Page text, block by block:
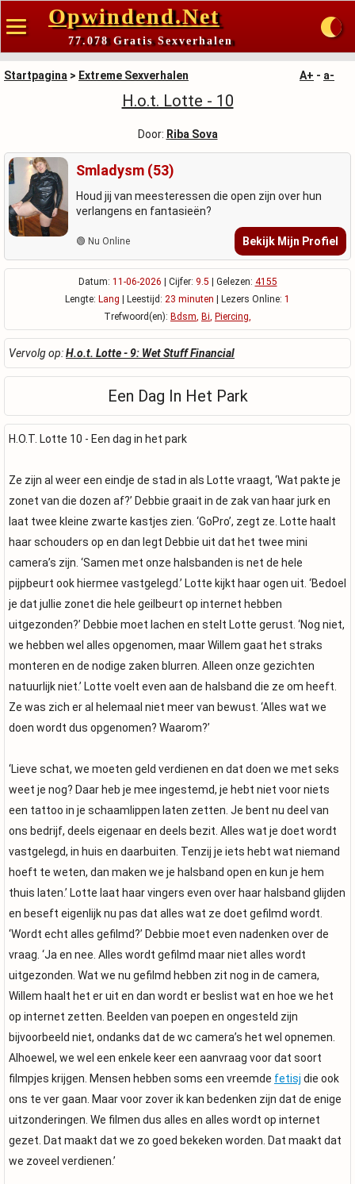
Opwindend.Net
77.078 Gratis Sexverhalen
Startpagina > Extreme Sexverhalen A+ - a-
H.o.t. Lotte - 10
Door: Riba Sova
Smladysm (53)
Houd jij van meesteressen die open zijn over hun
verlangens en fantasieën?
🟢 Nu Online Bekijk Mijn Profiel
Datum: 11-06-2026 | Cijfer: 9.5 | Gelezen: 4155
Lengte: Lang | Leestijd: 23 minuten | Lezers Online: 1
Trefwoord(en): Bdsm, Bi, Piercing,
Vervolg op:H.o.t. Lotte - 9: Wet Stuff Financial
Een Dag In Het Park
H.O.T. Lotte 10 - Een dag in het park
Ze zijn al weer een eindje de stad in als Lotte vraagt, ‘Wat pakte je
zonet van die dozen af?’ Debbie graait in de zak van haar jurk en
laat twee kleine zwarte kastjes zien. ‘GoPro’, zegt ze. Lotte haalt
haar schouders op en dan legt Debbie uit dat het twee mini
camera’s zijn. ‘Samen met onze halsbanden is net de hele
pijpbeurt ook hiermee vastgelegd.’ Lotte kijkt haar ogen uit. ‘Bedoel
je dat jullie zonet die hele geilbeurt op internet hebben
uitgezonden?’ Debbie moet lachen en stelt Lotte gerust. ‘Nog niet,
we hebben wel alles opgenomen, maar Willem gaat het straks
monteren en de nodige zaken blurren. Alleen onze gezichten
natuurlijk niet.’ Lotte voelt even aan de halsband die ze om heeft.
Ze was zich er al helemaal niet meer van bewust. ‘Alles wat we
doen wordt dus opgenomen? Waarom?’
‘Lieve schat, we moeten geld verdienen en dat doen we met seks
weet je nog? Daar heb je mee ingestemd, je hebt niet voor niets
een tattoo in je schaamlippen laten zetten. Je bent nu deel van
ons bedrijf, deels eigenaar en deels bezit. Alles wat je doet wordt
vastgelegd, in huis en daarbuiten. Tenzij je iets hebt wat niemand
hoeft te weten, dan maken we je halsband open en kun je hem
thuis laten.’ Lotte laat haar vingers even over haar halsband glijden
en beseft eigenlijk nu pas dat alles wat ze doet gefilmd wordt.
‘Wordt echt alles gefilmd?’ Debbie moet even nadenken over de
vraag. ‘Ja en nee. Alles wordt gefilmd maar niet alles wordt
uitgezonden. Wat we nu gefilmd hebben zit nog in de camera,
Willem haalt het er uit en dan wordt er beslist wat en hoe we het
op internet zetten. Beelden van poepen en ongesteld zijn
bijvoorbeeld niet, ondanks dat de wc camera’s het wel opnemen.
Alhoewel, we wel een enkele keer een aanvraag voor dat soort
filmpjes krijgen. Mensen hebben soms een vreemde fetisj die ook
ons te ver gaan. Maar voor zover ik kan bedenken zijn dat de enige
uitzonderingen. We filmen dus alles en alles wordt op internet
gezet. Dat maakt dat we zo goed bekeken worden. Dat maakt dat
we zoveel verdienen.’